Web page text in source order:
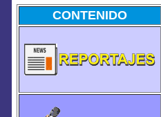
CONTENIDO